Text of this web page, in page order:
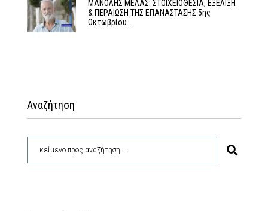
MΑΝΟΛΗΣ ΜΕΛΑΣ: ΣΤΟΙΧΕΙΟΘΕΣΙΑ, ΕΞΕΛΙΞΗ
& ΠΕΡΑΙΩΣΗ ΤΗΣ ΕΠΑΝΑΣΤΑΣΗΣ 5ης
Οκτωβρίου…
Αναζήτηση